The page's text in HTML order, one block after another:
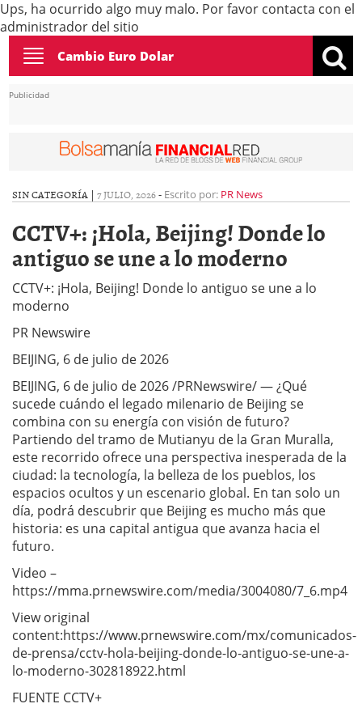
Ups, ha ocurrido algo muy malo. Por favor contacta con el
administrador del sitio
Toggle
navigation
Cambio Euro Dolar
Publicidad
SIN CATEGORÍA | 7 JULIO, 2026- Escrito por: PR News
CCTV+: ¡Hola, Beijing! Donde lo
antiguo se une a lo moderno
CCTV+: ¡Hola, Beijing! Donde lo antiguo se une a lo
moderno
PR Newswire
BEIJING, 6 de julio de 2026
BEIJING, 6 de julio de 2026 /PRNewswire/ — ¿Qué
sucede cuándo el legado milenario de Beijing se
combina con su energía con visión de futuro?
Partiendo del tramo de Mutianyu de la Gran Muralla,
este recorrido ofrece una perspectiva inesperada de la
ciudad: la tecnología, la belleza de los pueblos, los
espacios ocultos y un escenario global. En tan solo un
día, podrá descubrir que Beijing es mucho más que
historia: es una capital antigua que avanza hacia el
futuro.
Video –
https://mma.prnewswire.com/media/3004080/7_6.mp4
View original
content:https://www.prnewswire.com/mx/comunicados-
de-prensa/cctv-hola-beijing-donde-lo-antiguo-se-une-a-
lo-moderno-302818922.html
FUENTE CCTV+